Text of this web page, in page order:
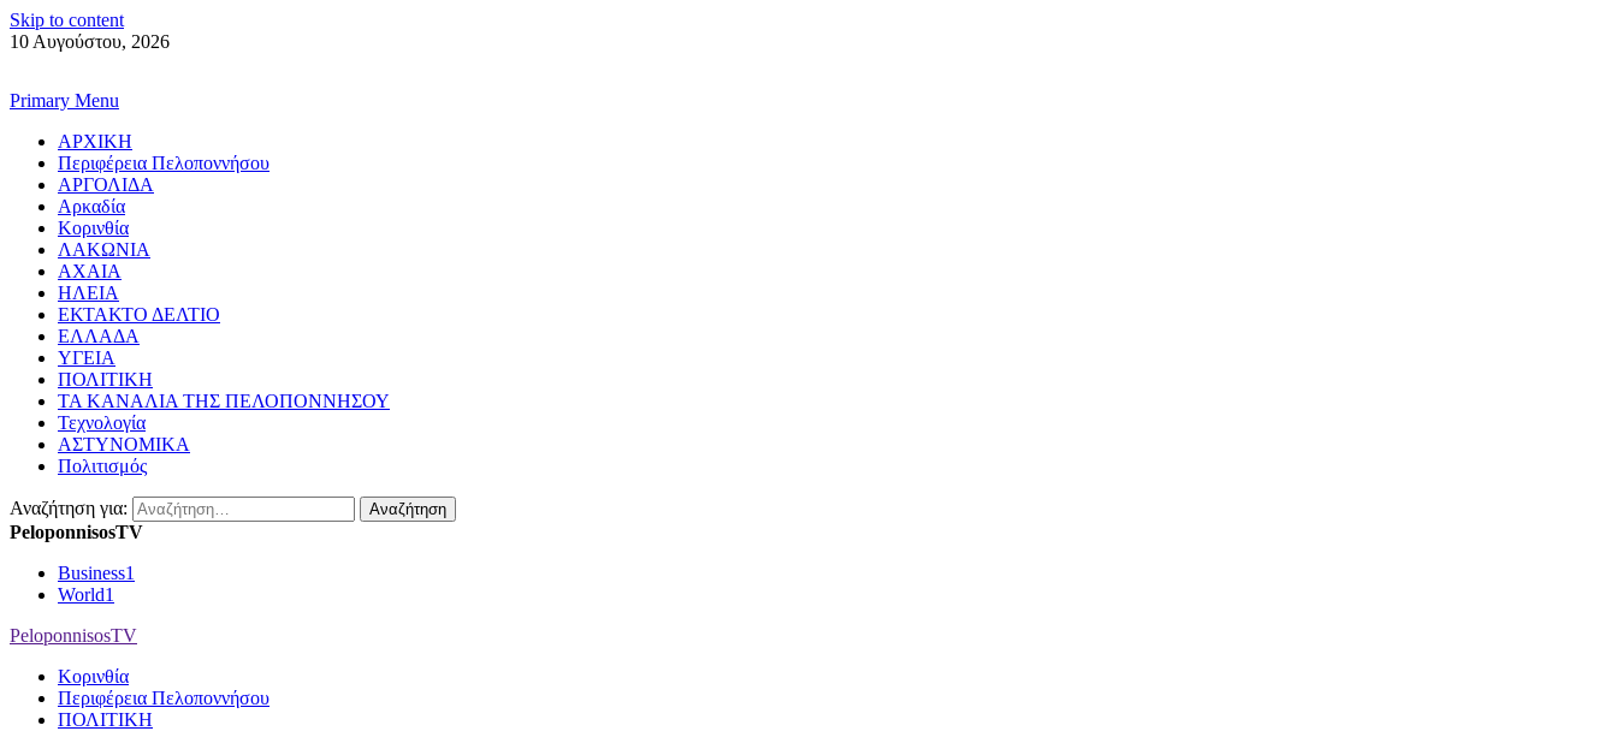
Skip to content
10 Αυγούστου, 2026
Primary Menu
ΑΡΧΙΚΗ
Περιφέρεια Πελοποννήσου
ΑΡΓΟΛΙΔΑ
Αρκαδία
Κορινθία
ΛΑΚΩΝΙΑ
ΑΧΑΙΑ
ΗΛΕΙΑ
ΕΚΤΑΚΤΟ ΔΕΛΤΙΟ
ΕΛΛΑΔΑ
ΥΓΕΙΑ
ΠΟΛΙΤΙΚΗ
ΤΑ ΚΑΝΑΛΙΑ ΤΗΣ ΠΕΛΟΠΟΝΝΗΣΟΥ
Τεχνολογία
ΑΣΤΥΝΟΜΙΚΑ
Πολιτισμός
Αναζήτηση για:
PeloponnisosTV
Business1
World1
PeloponnisosTV
Κορινθία
Περιφέρεια Πελοποννήσου
ΠΟΛΙΤΙΚΗ